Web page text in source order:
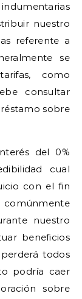
nuestro
referente a
se
como
consultar
sobre
del 0%
cual
con el fin
nuestro
beneficios
todos
podría caer
sobre